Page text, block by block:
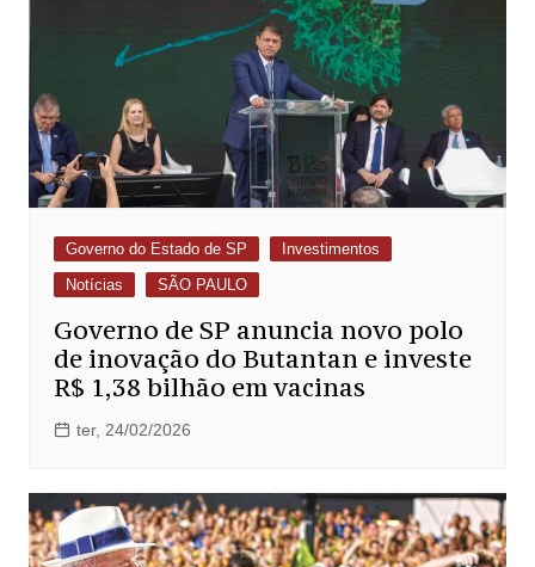
Governo do Estado de SP
Investimentos
Notícias
SÃO PAULO
Governo de SP anuncia novo polo
de inovação do Butantan e investe
R$ 1,38 bilhão em vacinas
ter, 24/02/2026